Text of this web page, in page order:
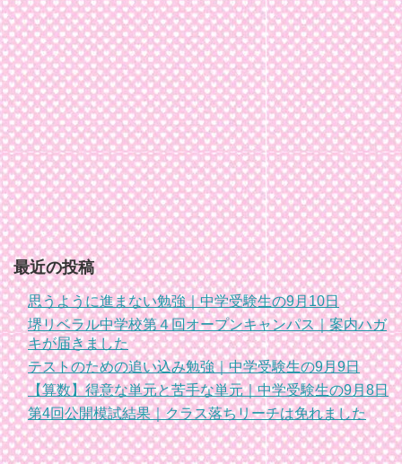
最近の投稿
思うように進まない勉強｜中学受験生の9月10日
堺リベラル中学校第４回オープンキャンパス｜案内ハガ
キが届きました
テストのための追い込み勉強｜中学受験生の9月9日
【算数】得意な単元と苦手な単元｜中学受験生の9月8日
第4回公開模試結果｜クラス落ちリーチは免れました